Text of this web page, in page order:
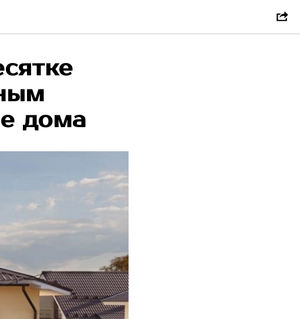
дома